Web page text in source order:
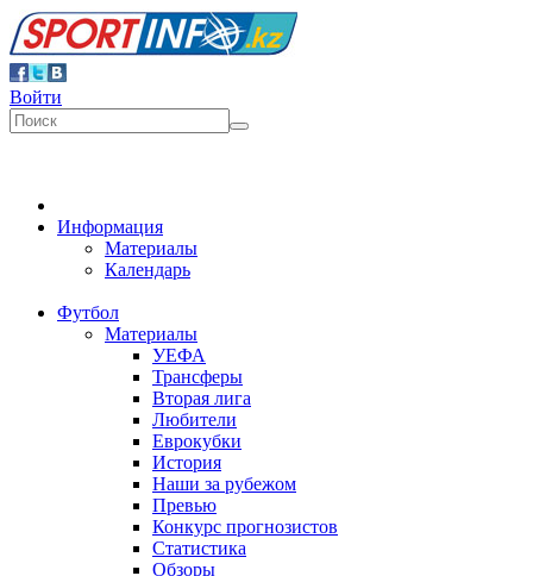
Войти
Информация
Материалы
Календарь
Футбол
Материалы
УЕФА
Трансферы
Вторая лига
Любители
Еврокубки
История
Наши за рубежом
Превью
Конкурс прогнозистов
Статистика
Обзоры